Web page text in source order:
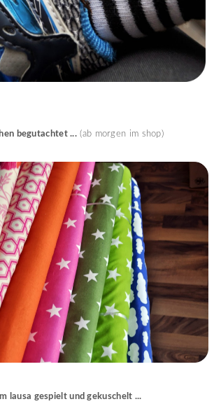
begutachtet ... (ab morgen im shop)
lausa gespielt und gekuschelt ...